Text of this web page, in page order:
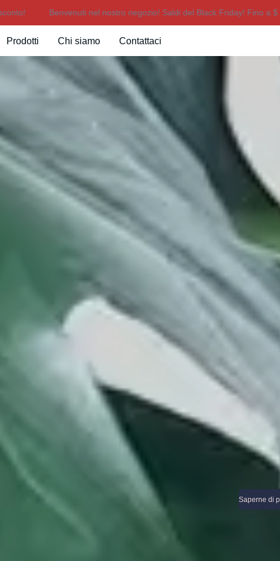
Benvenuti nel nostro negozio! Saldi del Black Friday! Fino a $ 450 di
Benvenuti
Prodotti Chi siamo Contattaci
Saperne di